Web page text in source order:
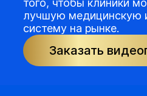
того, чтобы клиники
лучшую медицинскую
систему на рынке.
Заказать